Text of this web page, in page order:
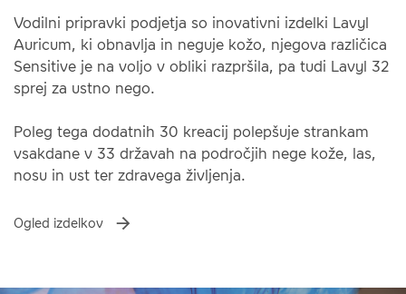
Vodilni pripravki podjetja so inovativni izdelki Lavyl
Auricum, ki obnavlja in neguje kožo, njegova različica
Sensitive je na voljo v obliki razpršila, pa tudi Lavyl 32
sprej za ustno nego.
Poleg tega dodatnih 30 kreacij polepšuje strankam
vsakdane v 33 državah na področjih nege kože, las,
nosu in ust ter zdravega življenja.
Ogled izdelkov